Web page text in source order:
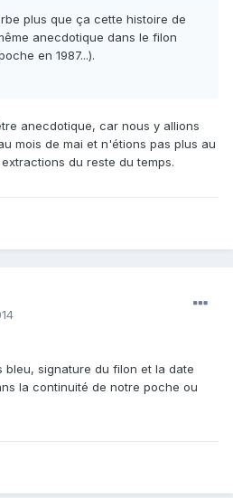
plus que ça cette histoire de
anecdotique dans le filon
en 1987...).
anecdotique, car nous y allions
mois de mai et n'étions pas plus au
du reste du temps.
bleu, signature du filon et la date
la continuité de notre poche ou